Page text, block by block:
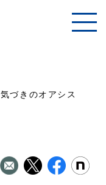
気づきのオアシス